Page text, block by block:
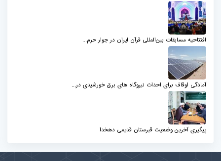
افتتاحیه مسابقات بین‌المللی قرآن ایران در جوار حرم...
آمادگی اوقاف برای احداث نیروگاه های برق خورشیدی در...
پیگیری آخرین وضعیت قبرستان قدیمی دهخدا